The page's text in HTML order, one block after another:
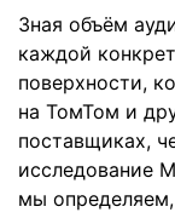
Зная объём
каждой
поверхности,
на ТомТом и
поставщиках,
исследование
мы